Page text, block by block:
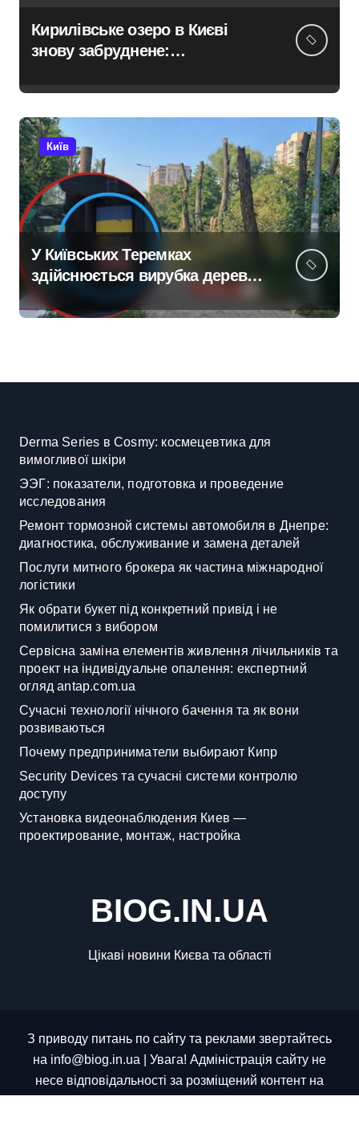
Кирилівське озеро в Києві
знову забруднене:
водойму після російської
атаки 8 серпня
Київ
У Київських Теремках
здійснюється вирубка дерев
із використанням спецтехніки,
переданої британськими
Derma Series в Cosmy: космецевтика для
вимогливої шкіри
ЭЭГ: показатели, подготовка и проведение
исследования
Ремонт тормозной системы автомобиля в Днепре:
диагностика, обслуживание и замена деталей
Послуги митного брокера як частина міжнародної
логістики
Як обрати букет під конкретний привід і не
помилитися з вибором
Сервісна заміна елементів живлення лічильників та
проект на індивідуальне опалення: експертний
огляд antap.com.ua
Сучасні технології нічного бачення та як вони
розвиваються
Почему предприниматели выбирают Кипр
Security Devices та сучасні системи контролю
доступу
Установка видеонаблюдения Киев —
проектирование, монтаж, настройка
BIOG.IN.UA
Цікаві новини Києва та області
З приводу питань по сайту та реклами звертайтесь
на info@biog.in.ua | Увага! Адміністрація сайту не
несе відповідальності за розміщений контент на